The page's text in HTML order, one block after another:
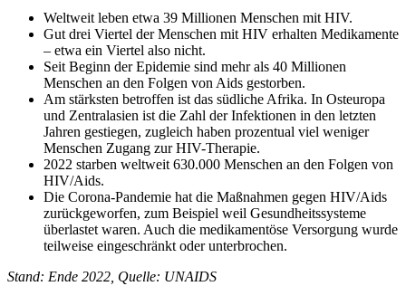
Weltweit leben etwa 39 Millionen Menschen mit HIV.
Gut drei Viertel der Menschen mit HIV erhalten Medikamente
– etwa ein Viertel also nicht.
Seit Beginn der Epidemie sind mehr als 40 Millionen
Menschen an den Folgen von Aids gestorben.
Am stärksten betroffen ist das südliche Afrika. In Osteuropa
und Zentralasien ist die Zahl der Infektionen in den letzten
Jahren gestiegen, zugleich haben prozentual viel weniger
Menschen Zugang zur HIV-Therapie.
2022 starben weltweit 630.000 Menschen an den Folgen von
HIV/Aids.
Die Corona-Pandemie hat die Maßnahmen gegen HIV/Aids
zurückgeworfen, zum Beispiel weil Gesundheitssysteme
überlastet waren. Auch die medikamentöse Versorgung wurde
teilweise eingeschränkt oder unterbrochen.
Stand: Ende 2022, Quelle: UNAIDS